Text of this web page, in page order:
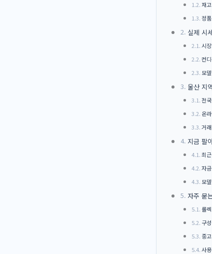
재
정
실제 시
시
컨
모
울산 지
전
온
거
지금 팔
최
자
모
자주 묻
롤
구
중
사